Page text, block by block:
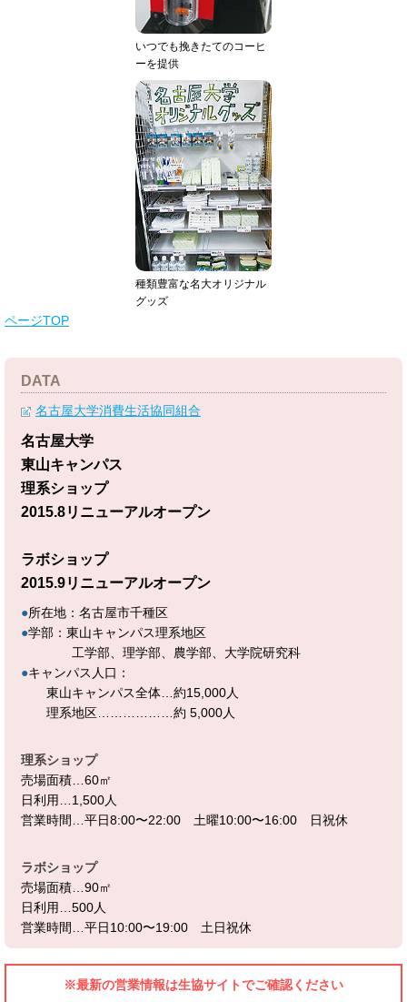
いつでも挽きたてのコーヒ
ーを提供
種類豊富な名大オリジナル
グッズ
ページTOP
DATA
名古屋大学消費生活協同組合
名古屋大学
東山キャンパス
理系ショップ
2015.8リニューアルオープン
ラボショップ
2015.9リニューアルオープン
●所在地：名古屋市千種区
●学部：東山キャンパス理系地区
工学部、理学部、農学部、大学院研究科
●キャンパス人口：
東山キャンパス全体…約15,000人
理系地区………………約 5,000人
理系ショップ
売場面積…60㎡
日利用…1,500人
営業時間…平日8:00〜22:00 土曜10:00〜16:00 日祝休
ラボショップ
売場面積…90㎡
日利用…500人
営業時間…平日10:00〜19:00 土日祝休
※最新の営業情報は生協サイトでご確認ください